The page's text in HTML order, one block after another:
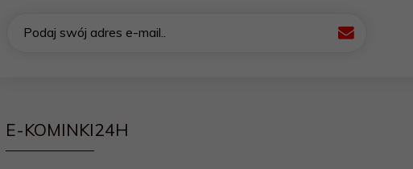
Podaj swój adres e-mail..
E-KOMINKI24H